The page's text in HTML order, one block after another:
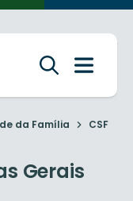
da Família
CSF
Gerais